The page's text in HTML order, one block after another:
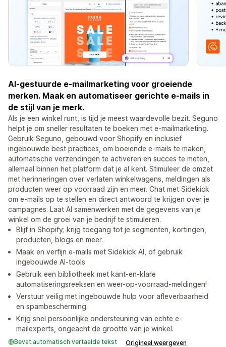
AI-gestuurde e-mailmarketing voor groeiende
merken. Maak en automatiseer gerichte e-mails in
de stijl van je merk.
Als je een winkel runt, is tijd je meest waardevolle bezit. Seguno
helpt je om sneller resultaten te boeken met e-mailmarketing.
Gebruik Seguno, gebouwd voor Shopify en inclusief
ingebouwde best practices, om boeiende e-mails te maken,
automatische verzendingen te activeren en succes te meten,
allemaal binnen het platform dat je al kent. Stimuleer de omzet
met herinneringen over verlaten winkelwagens, meldingen als
producten weer op voorraad zijn en meer. Chat met Sidekick
om e-mails op te stellen en direct antwoord te krijgen over je
campagnes. Laat AI samenwerken met de gegevens van je
winkel om de groei van je bedrijf te stimuleren.
Blijf in Shopify; krijg toegang tot je segmenten, kortingen,
producten, blogs en meer.
Maak en verfijn e-mails met Sidekick AI, of gebruik
ingebouwde AI-tools
Gebruik een bibliotheek met kant-en-klare
automatiseringsreeksen en weer-op-voorraad-meldingen!
Verstuur veilig met ingebouwde hulp voor afleverbaarheid
en spambescherming.
Krijg snel persoonlijke ondersteuning van echte e-
mailexperts, ongeacht de grootte van je winkel.
Bevat automatisch vertaalde tekst Origineel weergeven